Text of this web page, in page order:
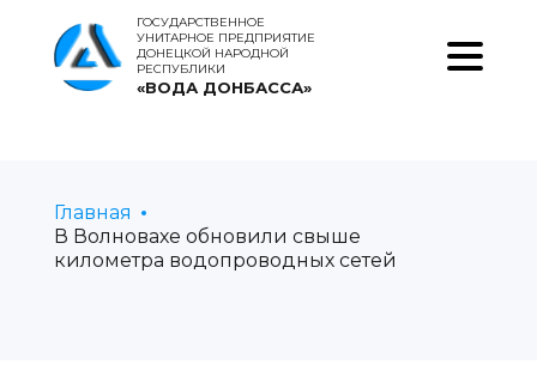
ГОСУДАРСТВЕННОЕ
УНИТАРНОЕ ПРЕДПРИЯТИЕ
ДОНЕЦКОЙ НАРОДНОЙ
РЕСПУБЛИКИ
«ВОДА ДОНБАССА»
Главная
В Волновахе обновили свыше
километра водопроводных сетей